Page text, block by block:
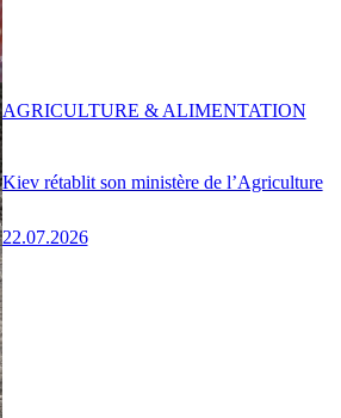
Kiev rétablit son ministère de l’Agriculture
22.07.2026
AGRICULTURE & ALIMENTATION